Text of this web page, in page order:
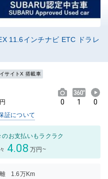
11.6インチナビ ETC ドラレ
サイトX 搭載車
0 1 0
証について
お支払いもラクラク
4.08 万円~
1.6万Km